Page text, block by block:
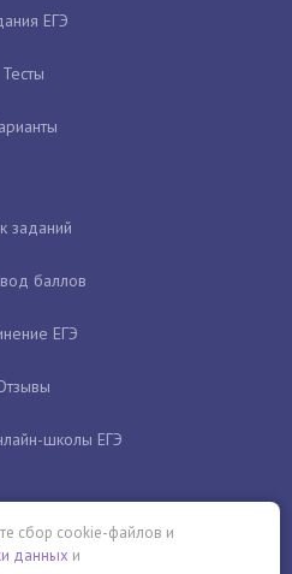
ЕГЭ
Тесты
заданий
баллов
ЕГЭ
школы ЕГЭ
сбор cookie-файлов и
данных и